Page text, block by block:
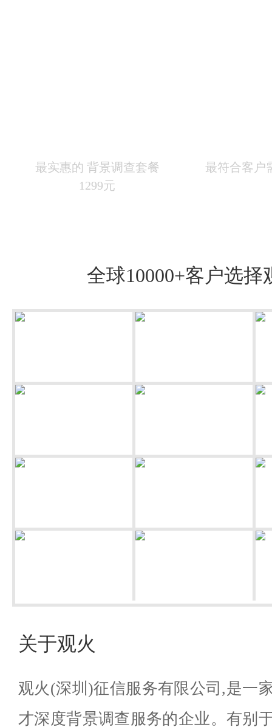
最实惠的 背景调查套餐
1299元
最符合客户
全球10000+客户选择
关于观火
观火(深圳)征信服务有限公司,是一
才深度背景调查服务的企业。有别